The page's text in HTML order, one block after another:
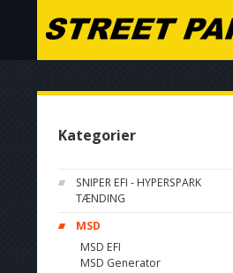
Kategorier
SNIPER EFI - HYPERSPARK
TÆNDING
MSD
MSD EFI
MSD Generator